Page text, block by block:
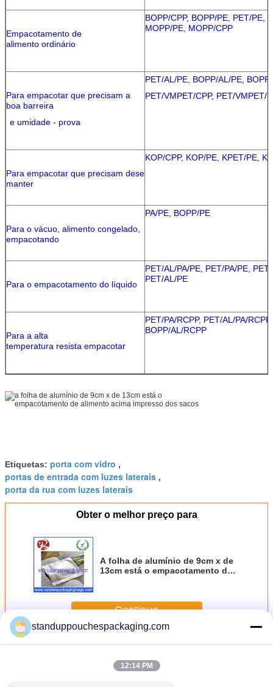
Empacotamento de
alimento ordinário
BOPP/CPP, BOPP/PE, PET/PE,
MOPP/PE, MOPP/CPP
Para empacotar que precisam a
boa barreira
e umidade - prova
PET/AL/PE, BOPP/AL/PE,
PET/VMPET/CPP, PET/VMPET/P
Para empacotar que precisam dese
manter
KOP/CPP, KOP/PE, KPET/PE,
Para o vácuo, alimento congelado,
empacotando
PA/PE, BOPP/PE
Para o empacotamento do líquido
PET/AL/PA/PE, PET/PA/PE,
PET/AL/PE
Para a alta
temperatura resista empacotar
PET/PA/RCPP, PET/AL/PA/RCPP,
BOPP/AL/RCPP
Etiquetas: porta com vidro ,
portas de entrada com luzes laterais ,
porta da rua com luzes laterais
Obter o melhor preço para
A folha de alumínio de 9cm x de
13cm está o empacotamento de
Continue
MaisLevante-se o malote com janela
standuppouchespackaging.com
12:14 PM